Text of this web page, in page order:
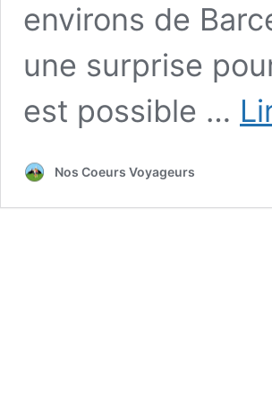
environs de
une surprise
est possible …
Nos Coeurs Voyageurs